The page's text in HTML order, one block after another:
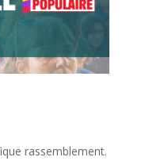
rassemblement.